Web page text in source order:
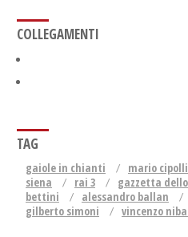
COLLEGAMENTI
TAG
gaiole in chianti mario
siena
rai 3 gazzetta
bettini
alessandro ballan
gilberto simoni
vincenzo